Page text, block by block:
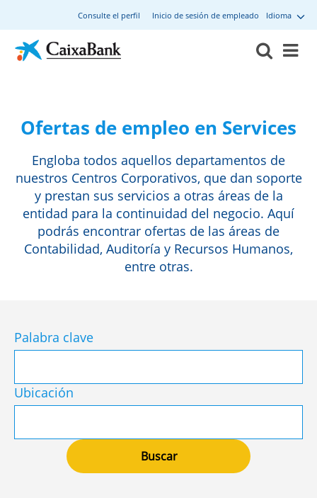
Idioma
Consulte el perfil Inicio de sesión de empleado
Ofertas de empleo en Services
Engloba todos aquellos departamentos de
nuestros Centros Corporativos, que dan soporte
y prestan sus servicios a otras áreas de la
entidad para la continuidad del negocio. Aquí
podrás encontrar ofertas de las áreas de
Contabilidad, Auditoría y Recursos Humanos,
entre otras.
Palabra clave
Ubicación